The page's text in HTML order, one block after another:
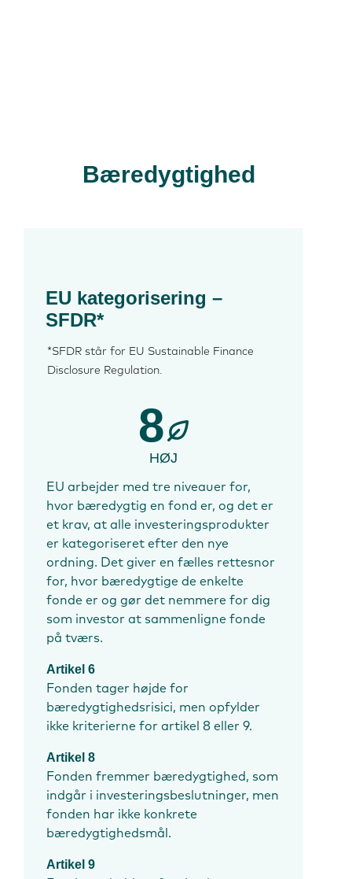
Bæredygtighed
EU kategorisering –
SFDR*
*SFDR står for EU Sustainable Finance
Disclosure Regulation.
8
HØJ
EU arbejder med tre niveauer for,
hvor bæredygtig en fond er, og det er
et krav, at alle investeringsprodukter
er kategoriseret efter den nye
ordning. Det giver en fælles rettesnor
for, hvor bæredygtige de enkelte
fonde er og gør det nemmere for dig
som investor at sammenligne fonde
på tværs.
Artikel 6
Fonden tager højde for
bæredygtighedsrisici, men opfylder
ikke kriterierne for artikel 8 eller 9.
Artikel 8
Fonden fremmer bæredygtighed, som
indgår i investeringsbeslutninger, men
fonden har ikke konkrete
bæredygtighedsmål.
Artikel 9